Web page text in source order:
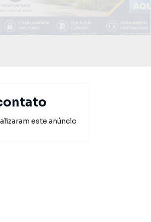
este anúncio